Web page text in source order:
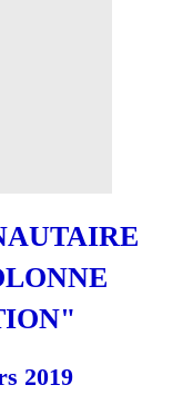
2019